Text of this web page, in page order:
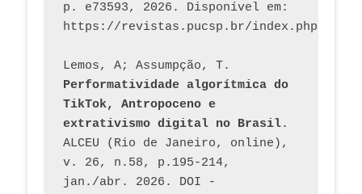
p. e73593, 2026. Disponível em:
Performatividade algorítmica do
TikTok, Antropoceno e
extrativismo digital no Brasil.
ALCEU (Rio de Janeiro, online),
v. 26, n.58, p.195-214,
jan./abr. 2026. DOI -